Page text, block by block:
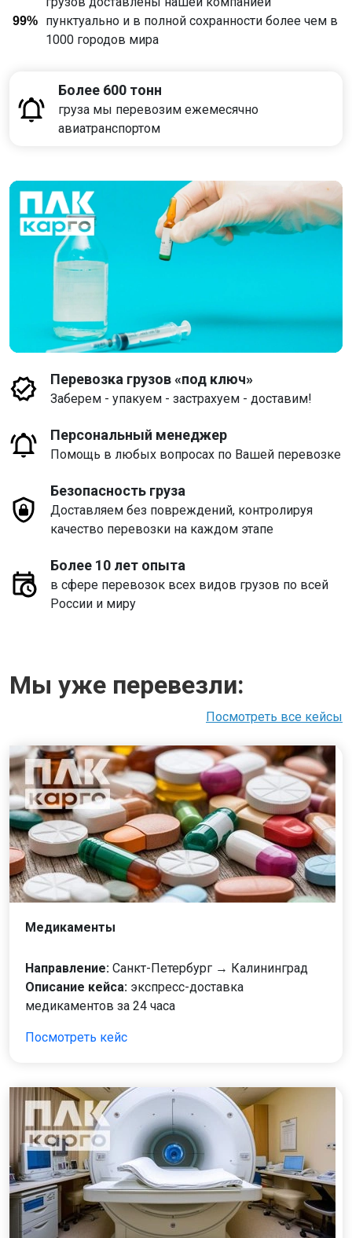
99%
пунктуально и в полной сохранности более чем в
1000 городов мира
Более 600 тонн
груза мы перевозим ежемесячно
авиатранспортом
Перевозка грузов «под ключ»
Заберем - упакуем - застрахуем - доставим!
Персональный менеджер
Помощь в любых вопросах по Вашей перевозке
Безопасность груза
Доставляем без повреждений, контролируя
качество перевозки на каждом этапе
Более 10 лет опыта
в сфере перевозок всех видов грузов по всей
России и миру
Мы уже перевезли:
Посмотреть все кейсы
Медикаменты
Направление: Санкт-Петербург → Калининград
Описание кейса: экспресс-доставка
медикаментов за 24 часа
Посмотреть кейс